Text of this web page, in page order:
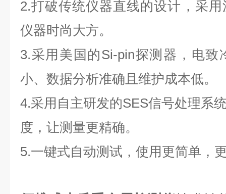
2.打破传统仪器直线的设计，采
仪器时尚大方。
3.采用美国的Si-pin探测器，电致
小、数据分析准确且维护成本低。
4.采用自主研发的SES信号处理系
度，让测量更精确。
5.一键式自动测试，使用更简单，